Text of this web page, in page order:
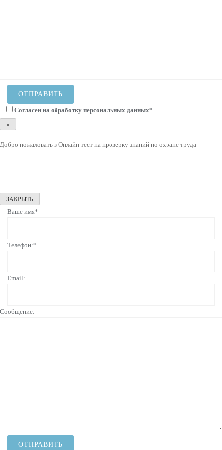
Согласен на обработку персональных данных*
×
Добро пожаловать в Онлайн тест на проверку знаний по охране труда
ЗАКРЫТЬ
Ваше имя*
Телефон:*
Email:
Сообщение: